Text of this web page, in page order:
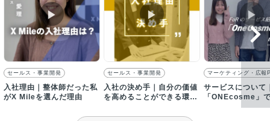
▶︎
セールス・事業開発
入社理由｜整体師だった私
がX Mileを選んだ理由
▶︎
セールス・事業開発
入社の決め手｜自分の価値
を高めることができる環境
▶︎
マーケティング・広報
サービスについて
「ONEcosme」
の研究に出かける